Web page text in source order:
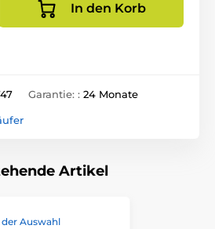
In den Korb
Garantie: : 24 Monate
Artikel
Auswahl